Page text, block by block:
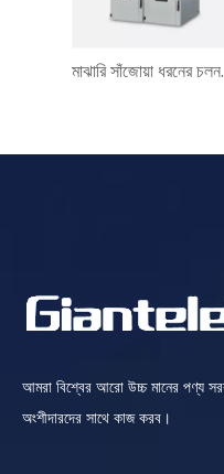
মাঝারি
আমরা বিশ্বের আরো উচ্চ মানের পণ্য
অংশীদারদের সাথে কাজ করব।